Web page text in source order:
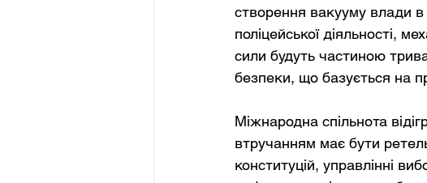
створення вакууму влади в
поліцейської діяльності,
сили будуть частиною
безпеки, що базується на
Міжнародна спільнота
втручанням має бути
конституцій, управлінні